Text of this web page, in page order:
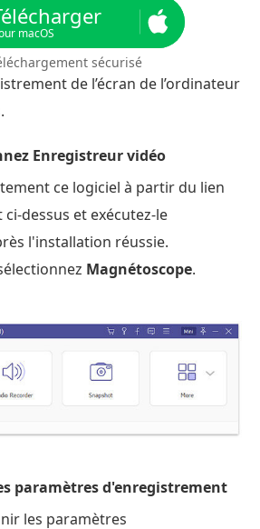
macOS
sécurisé
de l’écran de l’ordinateur
Enregistreur vidéo
ce logiciel à partir du lien
dessus et exécutez-le
l'installation réussie.
Magnétoscope.
paramètres d'enregistrement
les paramètres